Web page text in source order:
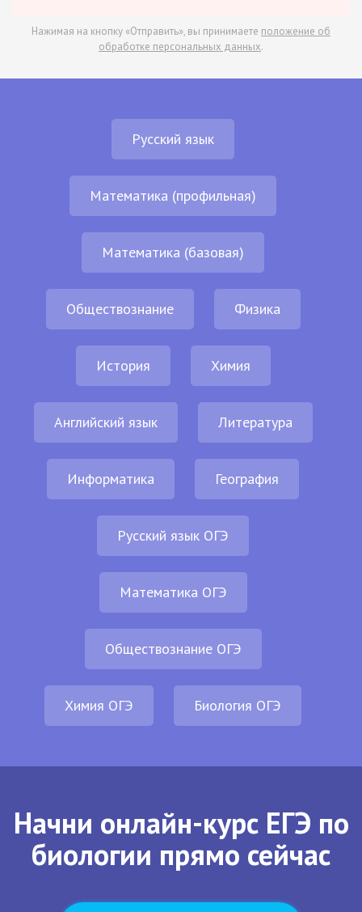
Нажимая на кнопку «Отправить», вы принимаете положение об
обработке персональных данных.
Русский язык
Математика (профильная)
Математика (базовая)
Обществознание Физика
История Химия
Английский язык Литература
Информатика География
Русский язык ОГЭ
Математика ОГЭ
Обществознание ОГЭ
Химия ОГЭ Биология ОГЭ
Начни онлайн-курс ЕГЭ по
биологии прямо сейчас